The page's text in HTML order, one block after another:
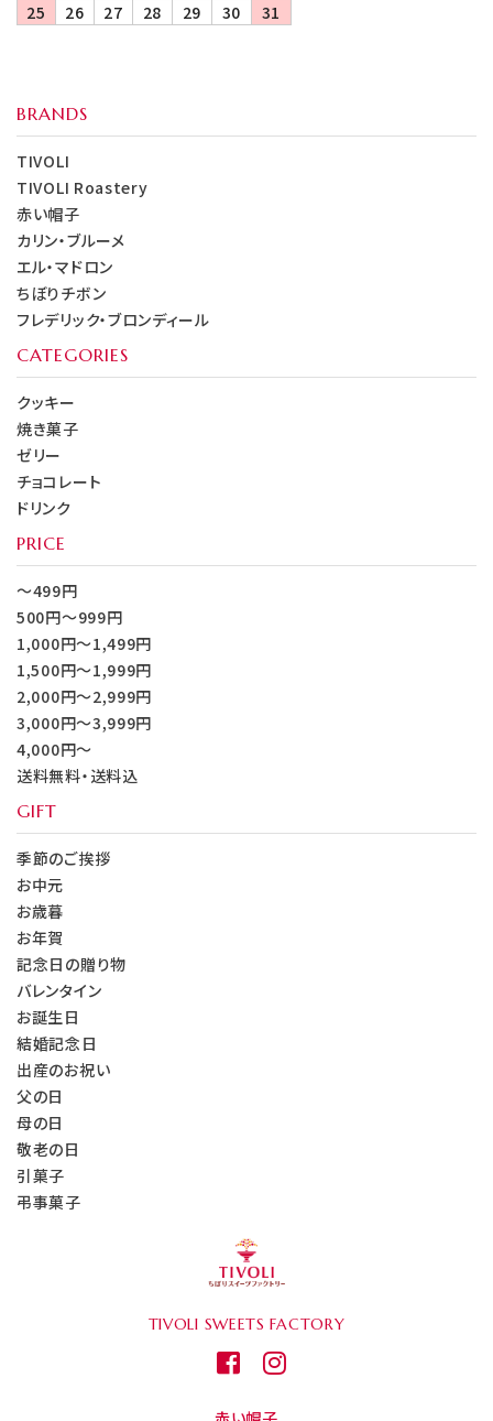
25
26 27 28 29 30 31
BRANDS
TIVOLI
TIVOLI Roastery
赤い帽子
カリン・ブルーメ
エル・マドロン
ちぼりチボン
フレデリック・ブロンディール
CATEGORIES
クッキー
焼き菓子
ゼリー
チョコレート
ドリンク
PRICE
～499円
500円～999円
1,000円～1,499円
1,500円～1,999円
2,000円～2,999円
3,000円～3,999円
4,000円～
送料無料・送料込
GIFT
季節のご挨拶
お中元
お歳暮
お年賀
記念日の贈り物
バレンタイン
お誕生日
結婚記念日
出産のお祝い
父の日
母の日
敬老の日
引菓子
弔事菓子
TIVOLI SWEETS FACTORY